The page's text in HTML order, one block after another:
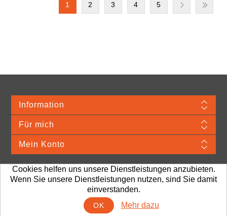
1 2 3 4 5
Information
Für mich
Mein Konto
Merchandise Material © 2026 VDA. Webshop provided by TJ Systems.
Preise sind exkl. MwSt. Porto und Bearbeitung
Cookies helfen uns unsere Dienstleistungen anzubieten.
Wenn Sie unsere Dienstleistungen nutzen, sind Sie damit
einverstanden.
OK Mehr dazu